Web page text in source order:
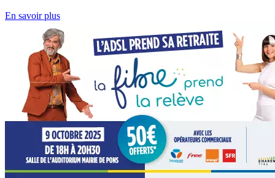
En savoir plus